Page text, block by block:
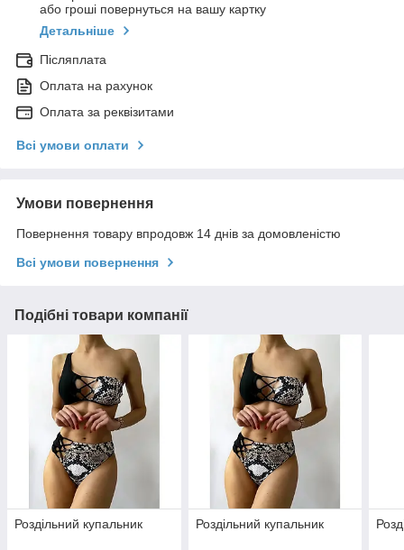
або гроші повернуться на вашу картку
Детальніше
Післяплата
Оплата на рахунок
Оплата за реквізитами
Всі умови оплати
Умови повернення
Повернення товару впродовж 14 днів за домовленістю
Всі умови повернення
Подібні товари компанії
Роздільний купальник Роздільний купальник